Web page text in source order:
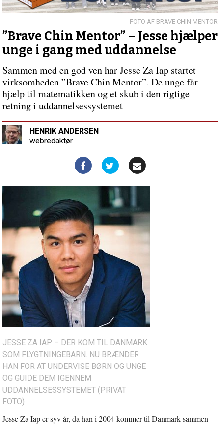
og
blandt
chinmenigheder
BRAVE CHIN MENTOR
”Brave Chin Mentor” – Jesse hjælper
unge i gang med uddannelse
Sammen med en god ven har Jesse Za Iap startet
virksomheden ”Brave Chin Mentor”. De unge får
hjælp til matematikken og et skub i den rigtige
retning i uddannelsessystemet
HENRIK ANDERSEN
webredaktør
JESSE ZA IAP – DER KOM TIL DANMARK
SOM FLYGTNINGEBARN. NU BRÆNDER
HAN FOR AT UNDERVISE BØRN OG UNGE
OG GUIDE DEM IGENNEM
UDDANNELSESSYSTEMET (PRIVAT
FOTO)
Jesse Za Iap er syv år, da han i 2004 kommer til Danmark sammen